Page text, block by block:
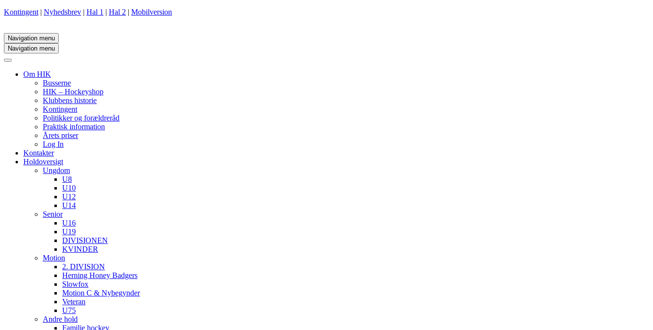
Kontingent | Nyhedsbrev | Hal 1 | Hal 2 | Mobilversion
Navigation menu
Navigation menu
Om HIK
Busserne
HIK – Hockeyshop
Klubbens historie
Kontingent
Politikker og forældreråd
Praktisk information
Årets priser
Log In
Kontakter
Holdoversigt
Ungdom
U8
U10
U12
U14
Senior
U16
U19
DIVISIONEN
KVINDER
Motion
2. DIVISION
Herning Honey Badgers
Slowfox
Motion C & Nybegynder
Veteran
U75
Andre hold
Familie hockey